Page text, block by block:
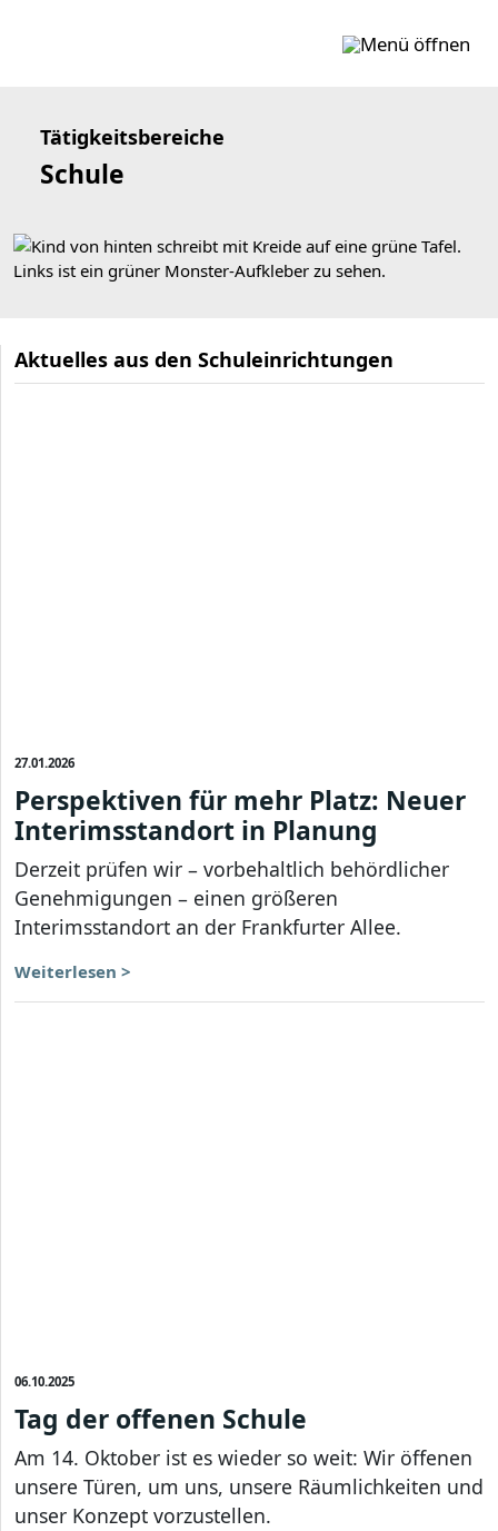
Tätigkeitsbereiche
Schule
Aktuelles aus den Schuleinrichtungen
27.01.2026
Perspektiven für mehr Platz: Neuer
Interimsstandort in Planung
Derzeit prüfen wir – vorbehaltlich behördlicher
Genehmigungen – einen größeren
Interimsstandort an der Frankfurter Allee.
Weiterlesen >
06.10.2025
Tag der offenen Schule
Am 14. Oktober ist es wieder so weit: Wir öffenen
unsere Türen, um uns, unsere Räumlichkeiten und
unser Konzept vorzustellen.